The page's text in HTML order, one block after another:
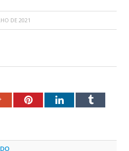
DE 2021
Google+PinterestLinkedInTumblr